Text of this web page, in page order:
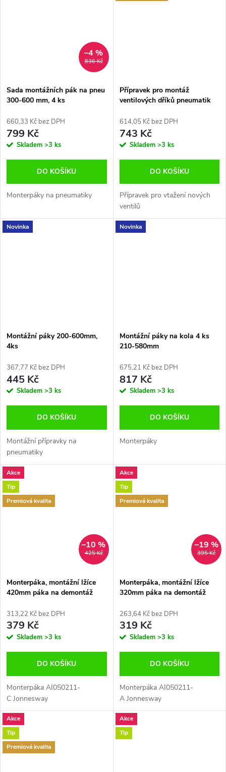
836 Kč
–4 %
Sada montážních pák na pneu
300-600 mm, 4 ks
660,33 Kč bez DPH
799 Kč
Skladem >3 ks
DO KOŠÍKU
Monterpáky na pneumatiky
Přípravek pro montáž
ventilových dříků pneumatik
614,05 Kč bez DPH
743 Kč
Skladem >3 ks
DO KOŠÍKU
Přípravek pro vtažení nových
ventilů
Novinka
Montážní páky 200-600mm,
4ks
367,77 Kč bez DPH
445 Kč
Skladem >3 ks
DO KOŠÍKU
Montážní přípravky na
pneumatiky
Novinka
Montážní páky na kola 4 ks
210-580mm
675,21 Kč bez DPH
817 Kč
Skladem >3 ks
DO KOŠÍKU
Monterpáky
Akce
Tip
Premiová kvalita
425 Kč
–10 %
Monterpáka, montážní lžíce
420mm páka na demontáž
AI050211-C
313,22 Kč bez DPH
379 Kč
Skladem >3 ks
DO KOŠÍKU
Monterpáka AI050211-
C Jonnesway
Akce
Tip
Premiová kvalita
395 Kč
–19 %
Monterpáka, montážní lžíce
320mm páka na demontáž
AI050211-B
263,64 Kč bez DPH
319 Kč
Skladem >3 ks
DO KOŠÍKU
Monterpáka AI050211-
A Jonnesway
Akce
Tip
Premiová kvalita
Akce
Tip